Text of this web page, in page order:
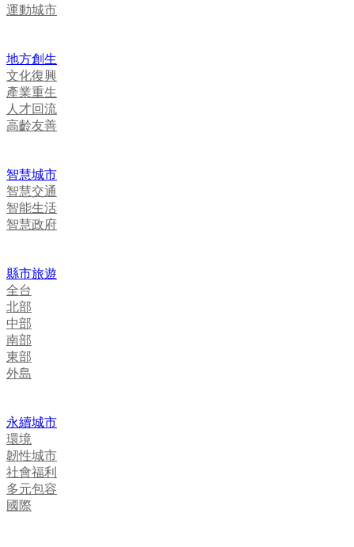
運動城市
地方創生
文化復興
產業重生
人才回流
高齡友善
智慧城市
智慧交通
智能生活
智慧政府
縣市旅遊
全台
北部
中部
南部
東部
外島
永續城市
環境
韌性城市
社會福利
多元包容
國際